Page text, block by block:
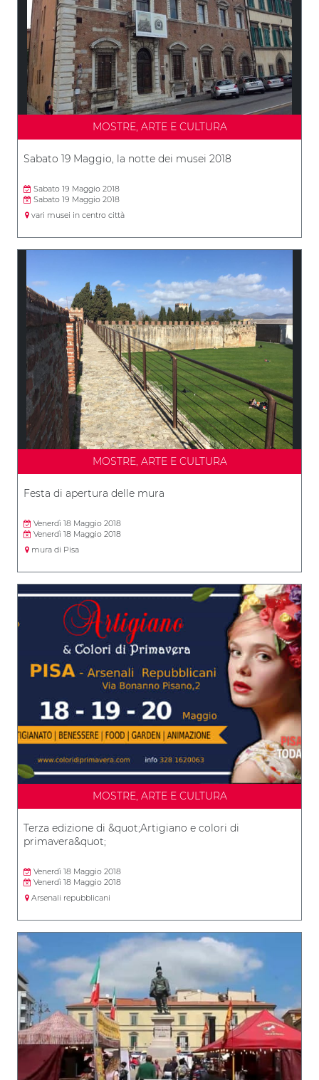
MOSTRE, ARTE E CULTURA
Sabato 19 Maggio, la notte dei musei 2018
Sabato 19 Maggio 2018
Sabato 19 Maggio 2018
vari musei in centro città
MOSTRE, ARTE E CULTURA
Festa di apertura delle mura
Venerdì 18 Maggio 2018
Venerdì 18 Maggio 2018
mura di Pisa
MOSTRE, ARTE E CULTURA
Terza edizione di &quot;Artigiano e colori di
primavera&quot;
Venerdì 18 Maggio 2018
Venerdì 18 Maggio 2018
Arsenali repubblicani